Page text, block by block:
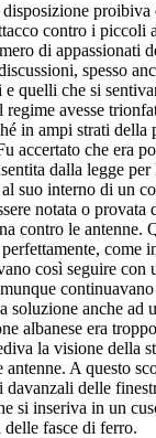
proibiva
contro i piccoli
di appassionati
spesso
e quelli che si
regime avesse
in ampi strati della
accertato che era
dalla legge
suo interno di un
notata o
contro le antenne.
come
così seguire con
soluzione anche
albanese era
la visione della
antenne. A questo
davanzali delle
si inseriva in un
delle fasce di ferro.